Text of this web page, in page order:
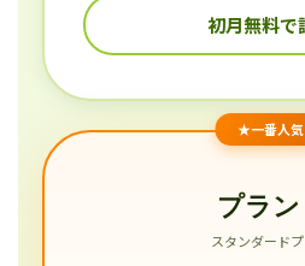
初月無料で
★一番人気
プラン
スタンダード